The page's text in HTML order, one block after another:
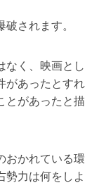
されます。
なく、映画とし
があったとすれ
とがあったと描
おかれている環
勢力は何をしよ